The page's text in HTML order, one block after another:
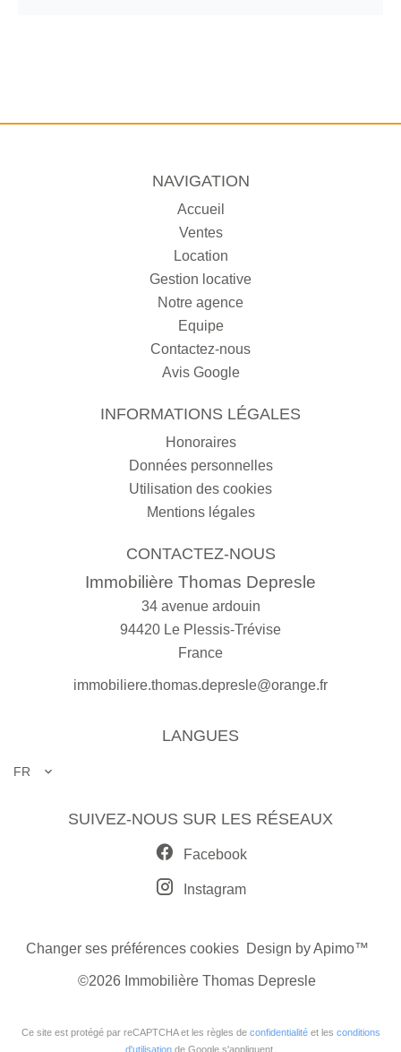
NAVIGATION
Accueil
Ventes
Location
Gestion locative
Notre agence
Equipe
Contactez-nous
Avis Google
INFORMATIONS LÉGALES
Honoraires
Données personnelles
Utilisation des cookies
Mentions légales
CONTACTEZ-NOUS
Immobilière Thomas Depresle
34 avenue ardouin
94420 Le Plessis-Trévise
France
immobiliere.thomas.depresle@orange.fr
LANGUES
FR
SUIVEZ-NOUS SUR LES RÉSEAUX
Facebook
Instagram
Changer ses préférences cookies Design byApimo™
©2026 Immobilière Thomas Depresle
Ce site est protégé par reCAPTCHA et les règles de confidentialitéet les conditions
d'utilisation de Google s'appliquent.